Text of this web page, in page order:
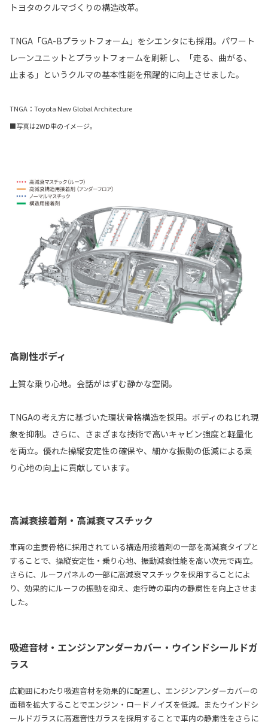
トヨタのクルマづくりの構造改革。
TNGA「GA-Bプラットフォーム」をシエンタにも採用。パワート
レーンユニットとプラットフォームを刷新し、「走る、曲がる、
止まる」というクルマの基本性能を飛躍的に向上させました。
TNGA：Toyota New Global Architecture
■写真は2WD車のイメージ。
高剛性ボディ
上質な乗り心地。会話がはずむ静かな空間。
TNGAの考え方に基づいた環状骨格構造を採用。ボディのねじれ現
象を抑制。さらに、さまざまな技術で高いキャビン強度と軽量化
を両立。優れた操縦安定性の確保や、細かな振動の低減による乗
り心地の向上に貢献しています。
高減衰接着剤・高減衰マスチック
車両の主要骨格に採用されている構造用接着剤の一部を高減衰タイプと
することで、操縦安定性・乗り心地、振動減衰性能を高い次元で両立。
さらに、ルーフパネルの一部に高減衰マスチックを採用することによ
り、効果的にルーフの振動を抑え、走行時の車内の静粛性を向上させま
した。
吸遮音材・エンジンアンダーカバー・ウインドシールドガ
ラス
広範囲にわたり吸遮音材を効果的に配置し、エンジンアンダーカバーの
面積を拡大することでエンジン・ロードノイズを低減。またウインドシ
ールドガラスに高遮音性ガラスを採用することで車内の静粛性をさらに